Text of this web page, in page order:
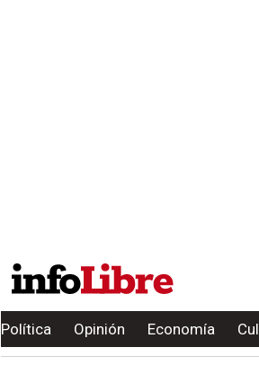
Política Opinión Economía